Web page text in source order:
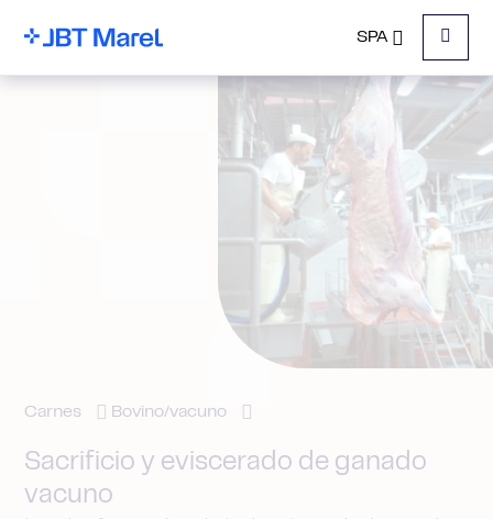
SPA
Menu
Carnes Bovino/vacuno
Sacrificio y eviscerado de ganado
vacuno